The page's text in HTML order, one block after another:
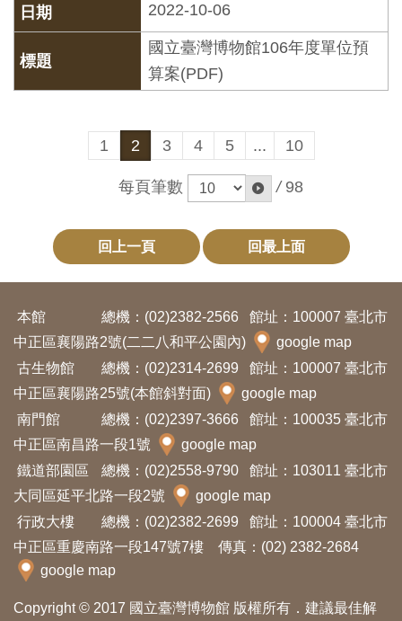
與
訊
安
宣
告
著
作
權
聲
明
回
首
頁
2022-10-06
國立臺灣博物館106年度單位預
算案(PDF)
1 2 3 4 5 ... 10
每頁筆數 / 98
回上一頁 回最上面
本館 總機：(02)2382-2566
館址：100007 臺北市
中正區襄陽路2號(二二八和平公園內)
google map
古生物館
總機：(02)2314-2699
館址：100007 臺北市
中正區襄陽路25號(本館斜對面)
google map
南門館
總機：(02)2397-3666
館址：100035 臺北市
中正區南昌路一段1號
google map
鐵道部園區
總機：(02)2558-9790
館址：103011 臺北市
大同區延平北路一段2號
google map
行政大樓
總機：(02)2382-2699
館址：100004 臺北市
中正區重慶南路一段147號7樓 傳真：(02) 2382-2684
google map
Copyright © 2017 國立臺灣博物館 版權所有．建議最佳解